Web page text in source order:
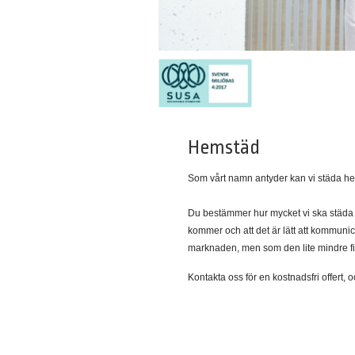
Hemstäd
Som vårt namn antyder kan vi städa
Du bestämmer hur mycket vi ska
kommer och att det är lätt att
marknaden, men som den lite mindre
Kontakta oss för en kostnadsfri offert,